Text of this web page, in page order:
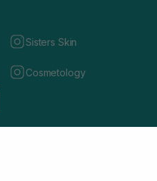
Sisters Skin
Cosmetology